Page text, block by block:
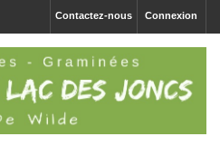
Connexion
Contactez-nous